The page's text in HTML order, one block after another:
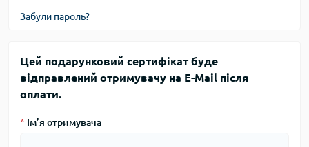
Забули пароль?
Цей подарунковий сертифікат буде
відправлений отримувачу на E-Mail після
оплати.
* Ім’я отримувача